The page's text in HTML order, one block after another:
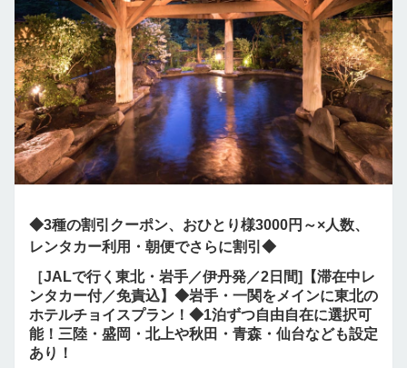
◆3種の割引クーポン、おひとり様3000円～×人数、
レンタカー利用・朝便でさらに割引◆
［JALで行く東北・岩手／伊丹発／2日間]【滞在中レ
ンタカー付／免責込】◆岩手・一関をメインに東北の
ホテルチョイスプラン！◆1泊ずつ自由自在に選択可
能！三陸・盛岡・北上や秋田・青森・仙台なども設定
あり！